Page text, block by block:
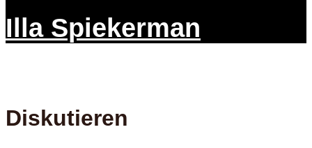
Illa Spiekerman
Diskutieren